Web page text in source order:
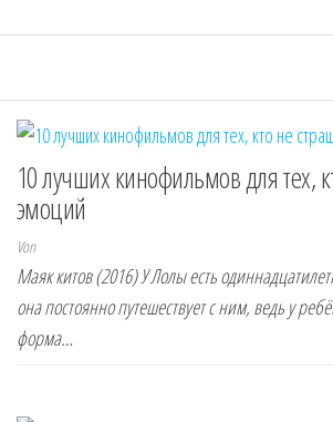
10 лучших кинофильмов для тех,
эмоций
Von
Маяк китов (2016) У Лолы есть
она постоянно путешествует с ним, ведь у
форма…